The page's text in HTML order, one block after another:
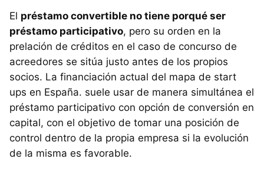
El préstamo convertible no tiene porqué ser
préstamo participativo, pero su orden en la
prelación de créditos en el caso de concurso de
acreedores se sitúa justo antes de los propios
socios. La financiación actual del mapa de start
ups en España. suele usar de manera simultánea el
préstamo participativo con opción de conversión en
capital, con el objetivo de tomar una posición de
control dentro de la propia empresa si la evolución
de la misma es favorable.